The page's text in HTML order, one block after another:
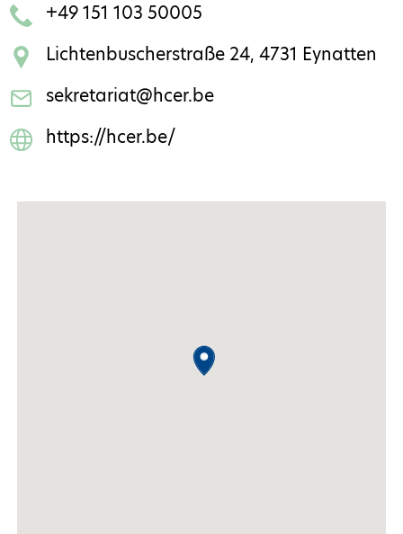
+49 151 103 50005
Lichtenbuscherstraße 24, 4731 Eynatten
sekretariat@hcer.be
https://hcer.be/